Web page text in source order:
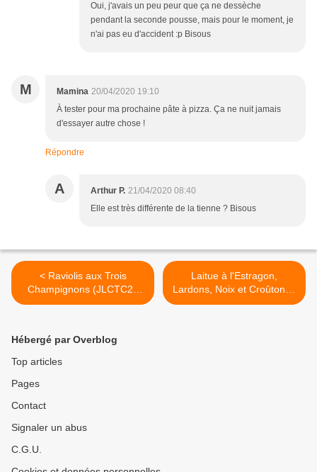
Oui, j'avais un peu peur que ça ne dessèche
pendant la seconde pousse, mais pour le moment, je
n'ai pas eu d'accident :p Bisous
M Mamina 20/04/2020 19:10
À tester pour ma prochaine pâte à pizza. Ça ne nuit jamais
d'essayer autre chose !
Répondre
A Arthur P. 21/04/2020 08:40
Elle est très différente de la tienne ? Bisous
< Raviolis aux Trois
Champignons (JLCTC20
#13)
Laitue à l'Estragon,
Lardons, Noix et Croûtons !
(JLCTC20 #14) >
Hébergé par Overblog
Top articles
Pages
Contact
Signaler un abus
C.G.U.